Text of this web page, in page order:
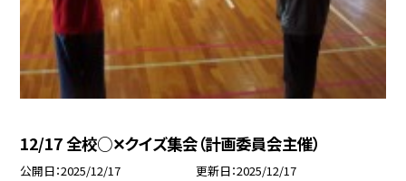
12/17 全校○✕クイズ集会（計画委員会主催）
公開日 2025/12/17 更新日 2025/12/17